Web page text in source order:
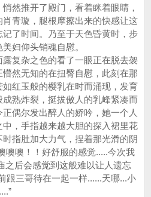
推开了殿门，看着眯着眼睛，
青璇，腿根摩擦出来的快感让这
了时间。乃至于天色昏黄时，步
妇仰头销魂自慰。
复杂之色的看了一眼正在脱去袈
然无知的在扭臀自慰，此刻在那
红玉般的樱乳在时而涌现，发育
熟炸裂，挺拔傲人的乳峰紧凑而
偶尔发出醉人的娇吟，她一个人
，手指越来越大胆的探入裙里花
指肚加大力气，捏着那光滑的阴
噢噢！！好舒服的感觉.....今次我
之后会感觉到这般难以让人遗忘
跟三哥待在一起一样......天哪...小